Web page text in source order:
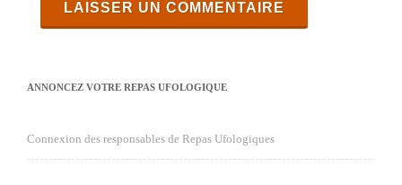
ANNONCEZ VOTRE REPAS UFOLOGIQUE
Connexion des responsables de Repas Ufologiques